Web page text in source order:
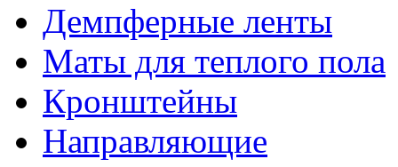
Демпферные ленты
Маты для теплого пола
Кронштейны
Направляющие